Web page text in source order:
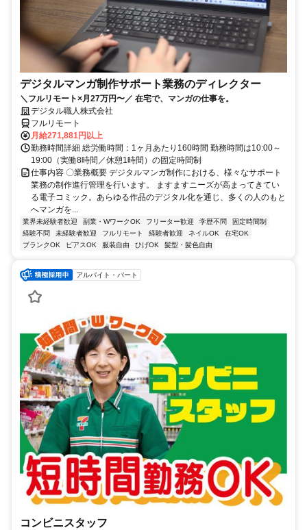
デジタルマンガ制作サポート業務のディレクター
＼フルリモート×月27万円〜／ 在宅で、マンガの仕事を。
デジタル職人株式会社
フルリモート
月給271,881円以上
勤務時間詳細 総労働時間：1ヶ月あたり160時間 勤務時間は10:00～
19:00（実働8時間／休憩1時間）の固定時間制
仕事内容 〇業務概要 デジタルマンガ制作における、様々なサポート
業務の制作進行管理を行います。 ますますニーズが高まってきてい
る電子コミック。あらゆる作品のデジタル化を通じ、多くの人のもと
へマンガを...
業界未経験者歓迎 副業・WワークOK フリーター歓迎 学歴不問
固定時間制
経験不問
未経験者歓迎 フルリモート 経験者歓迎 ネイルOK
在宅OK
ブランクOK
ピアスOK 服装自由 ひげOK 髪型・髪色自由
アルバイト・パート
コンビニスタッフ